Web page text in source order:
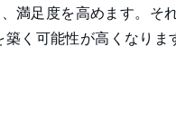
満足度を高めます。そ
く可能性が高くなりま